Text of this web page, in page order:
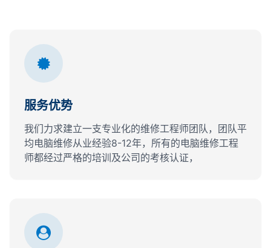
服务优势
我们力求建立一支专业化的维修工程师团队，团队平
均电脑维修从业经验8-12年，所有的电脑维修工程
师都经过严格的培训及公司的考核认证，